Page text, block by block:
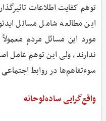
توهم کفایت اطلاعات
این مطالعه شامل مسائل
مورد این مسائل مردم
ندارند، ولی این توهم عامل
سوء‌تفاهم‌ها در روابط
واقع‌گرایی ساده‌لوحانه